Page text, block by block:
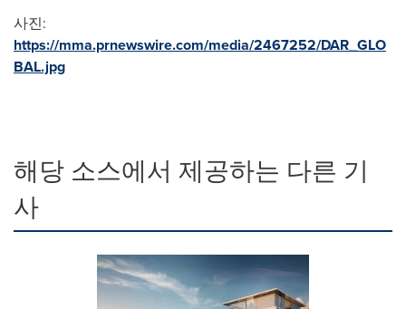
사진:
https://mma.prnewswire.com/media/2467252/DAR_GLO
BAL.jpg
해당 소스에서 제공하는 다른 기
사